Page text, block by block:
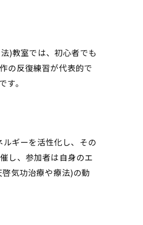
)教室では、初心者でも
の反復練習が代表的で
。
ギーを活性化し、その
し、参加者は自身のエ
気功治療や療法)の動